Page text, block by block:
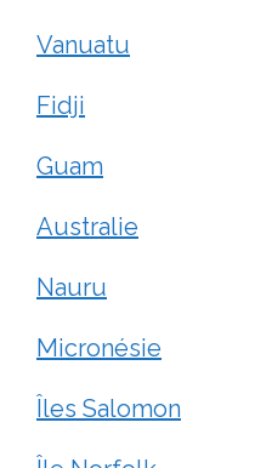
Vanuatu
Fidji
Guam
Australie
Nauru
Micronésie
Îles Salomon